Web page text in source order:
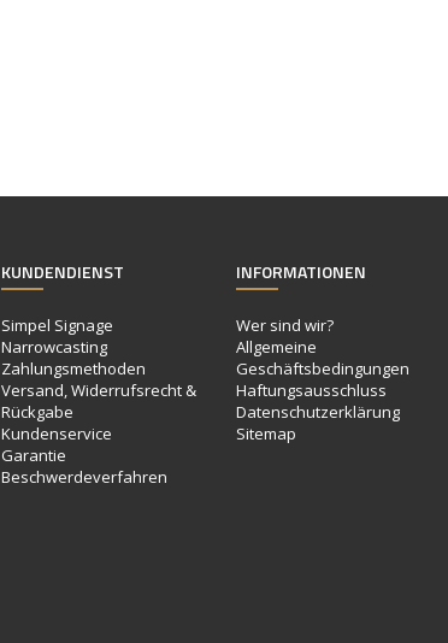
KUNDENDIENST
Simpel Signage
Narrowcasting
Zahlungsmethoden
Versand, Widerrufsrecht &
Rückgabe
Kundenservice
Garantie
Beschwerdeverfahren
INFORMATIONEN
Wer sind wir?
Allgemeine
Geschäftsbedingungen
Haftungsausschluss
Datenschutzerklärung
Sitemap